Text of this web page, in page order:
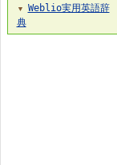
▼
Weblio実用英語辞
典